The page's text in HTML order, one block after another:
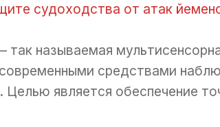
судоходства от атак
называемая
средствами
Целью является обеспечение